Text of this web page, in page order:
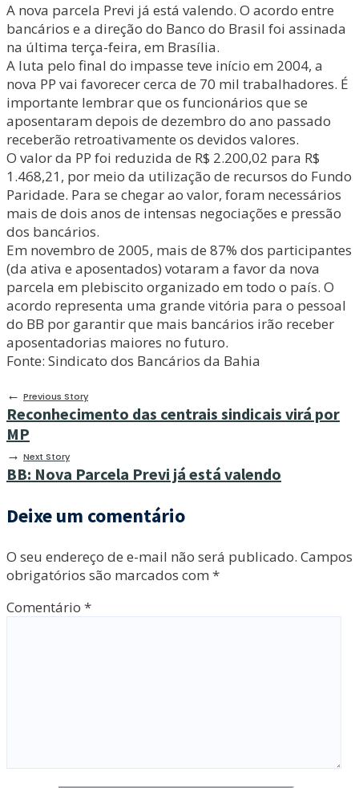
A nova parcela Previ já está valendo. O acordo entre
bancários e a direção do Banco do Brasil foi assinada
na última terça-feira, em Brasília.
A luta pelo final do impasse teve início em 2004, a
nova PP vai favorecer cerca de 70 mil trabalhadores. É
importante lembrar que os funcionários que se
aposentaram depois de dezembro do ano passado
receberão retroativamente os devidos valores.
O valor da PP foi reduzida de R$ 2.200,02 para R$
1.468,21, por meio da utilização de recursos do Fundo
Paridade. Para se chegar ao valor, foram necessários
mais de dois anos de intensas negociações e pressão
dos bancários.
Em novembro de 2005, mais de 87% dos participantes
(da ativa e aposentados) votaram a favor da nova
parcela em plebiscito organizado em todo o país. O
acordo representa uma grande vitória para o pessoal
do BB por garantir que mais bancários irão receber
aposentadorias maiores no futuro.
Fonte: Sindicato dos Bancários da Bahia
← Previous Story
Reconhecimento das centrais sindicais virá por
MP
→ Next Story
BB: Nova Parcela Previ já está valendo
Deixe um comentário
O seu endereço de e-mail não será publicado. Campos
obrigatórios são marcados com *
Comentário *